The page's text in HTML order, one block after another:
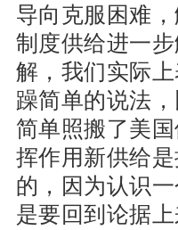
导向克服困难
制度供给进一
解，我们实际
躁简单的说法
简单照搬了美
挥作用新供给
的，因为认识
是要回到论据